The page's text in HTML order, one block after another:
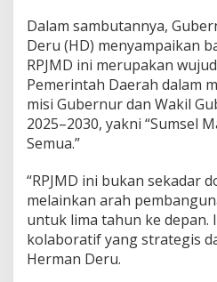
p
a
k
a
t
a
R
c
a
g
a
Dalam sambutannya,
Deru (HD) menyampaikan
RPJMD ini merupakan
Pemerintah Daerah dalam
misi Gubernur dan Wakil
2025–2030, yakni “Sumsel
Semua.”
“RPJMD ini bukan sekadar
melainkan arah
untuk lima tahun ke depan.
kolaboratif yang strategis
Herman Deru.